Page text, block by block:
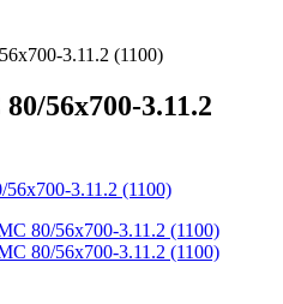
3.11.2 (1100)
56х700-3.11.2